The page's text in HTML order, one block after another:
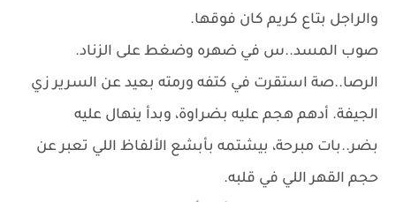
والراجل بتاع كريم كان فوقها.
صوب المسد..س في ضهره وضغط على الزناد.
الرصا..صة استقرت في كتفه ورمته بعيد عن السرير زي
الجيفة. أدهم هجم عليه بضراوة، وبدأ ينهال عليه
بضر..بات مبرحة، بيشتمه بأبشع الألفاظ اللي تعبر عن
حجم القهر اللي في قلبه.